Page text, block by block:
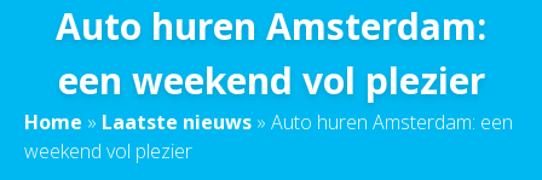
Auto huren Amsterdam:
een weekend vol plezier
Home » Laatste nieuws » Auto huren Amsterdam: een
weekend vol plezier